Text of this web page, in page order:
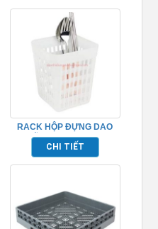
RACK HỘP ĐỰNG DAO
MUỖNG NĨA TP691021
CHI TIẾT